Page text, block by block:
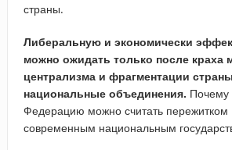
страны.
Либеральную и экономически
можно ожидать только после краха
централизма и фрагментации
национальные объединения. Почему
Федерацию можно считать
современным национальным